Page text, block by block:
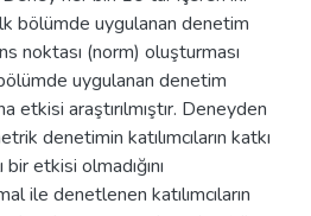
bölümde uygulanan denetim
noktası (norm) oluşturması
uygulanan denetim
etkisi araştırılmıştır. Deneyden
denetimin katılımcıların katkı
etkisi olmadığını
ile denetlenen katılımcıların